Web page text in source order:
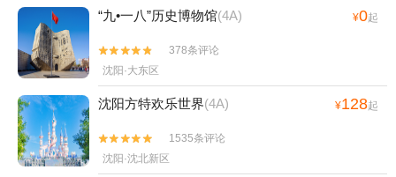
“九•一八”历史博物馆(4A) ¥0起


378条评论
沈阳·大东区
沈阳方特欢乐世界(4A) ¥128起


1535条评论
沈阳·沈北新区